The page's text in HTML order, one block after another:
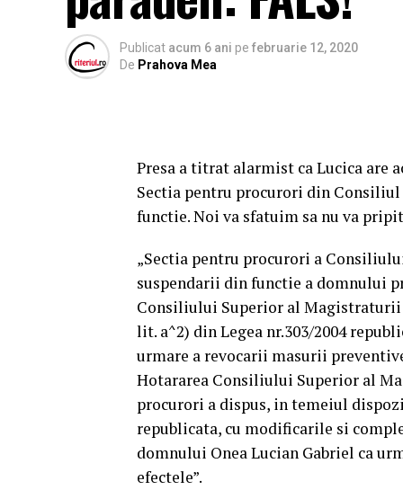
Publicat acum 6 ani pe februarie 12, 2020
De Prahova Mea
Presa a titrat alarmist ca Lucica are
Sectia pentru procurori din
functie. Noi va sfatuim sa nu va
„Sectia pentru procurori a
suspendarii din functie a domnului
Consiliului Superior al Magistraturii
lit. a^2) din Legea nr.303/2004
urmare a revocarii masurii
Hotararea Consiliului Superior al
procurori a dispus, in temeiul
republicata, cu modificarile si
domnului Onea Lucian Gabriel ca
efectele”.